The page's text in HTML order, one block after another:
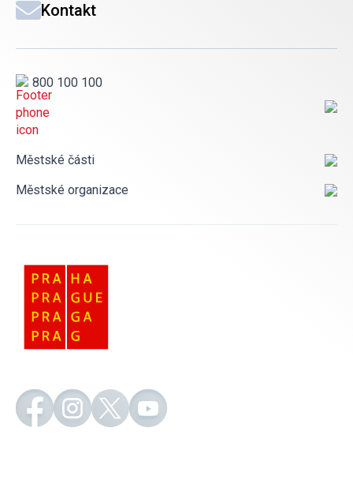
Kontakt
800 100 100
Městské části
Městské organizace